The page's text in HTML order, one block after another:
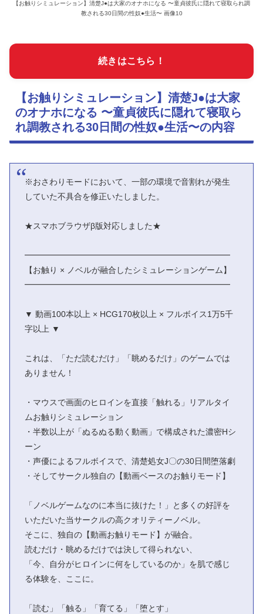
【お触りシミュレーション】清楚J●は大家のオナホになる 〜童貞彼氏に隠れて寝取られ調
教される30日間の性奴●生活〜 画像10
続きはこちら！
【お触りシミュレーション】清楚J●は大家
のオナホになる 〜童貞彼氏に隠れて寝取ら
れ調教される30日間の性奴●生活〜の内容
※おさわりモードにおいて、一部の環境で音割れが発生
していた不具合を修正いたしました。
★スマホブラウザβ版対応しました★
━━━━━━━━━━━━━━━━━━━━━━━━━
【お触り × ノベルが融合したシミュレーションゲーム】
━━━━━━━━━━━━━━━━━━━━━━━━━
▼ 動画100本以上 × HCG170枚以上 × フルボイス1万5千
字以上 ▼
これは、「ただ読むだけ」「眺めるだけ」のゲームでは
ありません！
・マウスで画面のヒロインを直接「触れる」リアルタイ
ムお触りシミュレーション
・半数以上が「ぬるぬる動く動画」で構成された濃密Hシ
ーン
・声優によるフルボイスで、清楚処女J〇の30日間堕落劇
・そしてサークル独自の【動画ベースのお触りモード】
「ノベルゲームなのに本当に抜けた！」と多くの好評を
いただいた当サークルの高クオリティーノベル。
そこに、独自の【動画お触りモード】が融合。
読むだけ・眺めるだけでは決して得られない、
「今、自分がヒロインに何をしているのか」を肌で感じ
る体験を、ここに。
「読む」「触る」「育てる」「堕とす」